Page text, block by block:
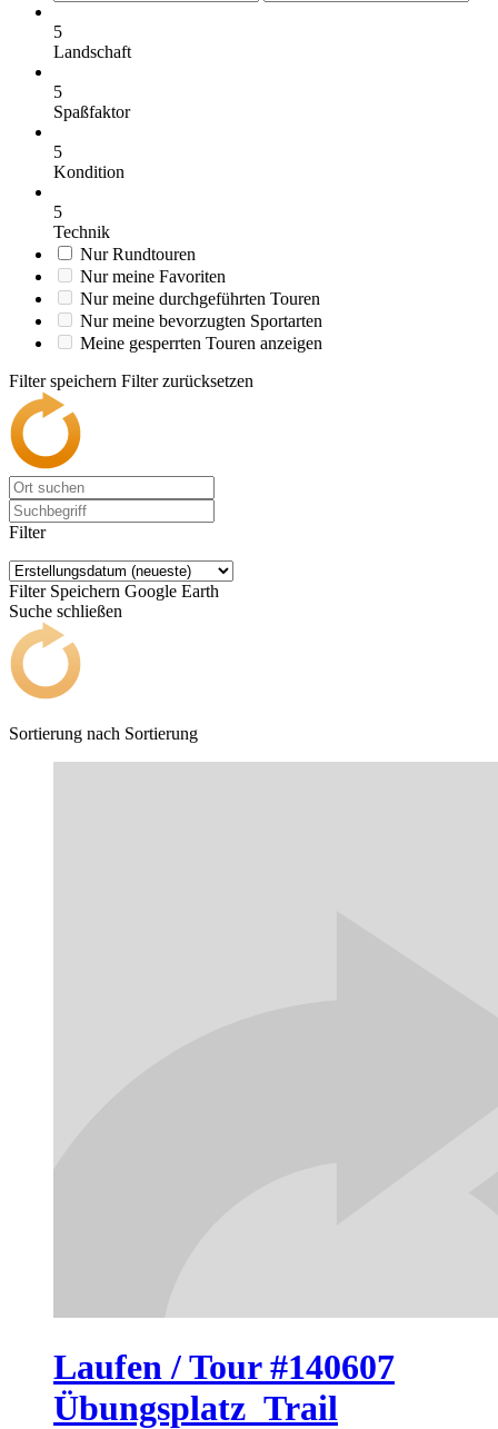
5
Landschaft
5
Spaßfaktor
5
Kondition
5
Technik
Nur Rundtouren
Nur meine Favoriten
Nur meine durchgeführten Touren
Nur meine bevorzugten Sportarten
Meine gesperrten Touren anzeigen
Filter speichern Filter zurücksetzen
Filter
Filter Speichern Google Earth
Suche schließen
Sortierung nach Sortierung
Laufen / Tour #140607
Übungsplatz_Trail